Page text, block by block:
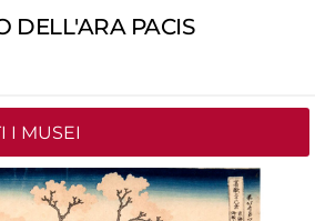
DELL'ARA PACIS
I MUSEI